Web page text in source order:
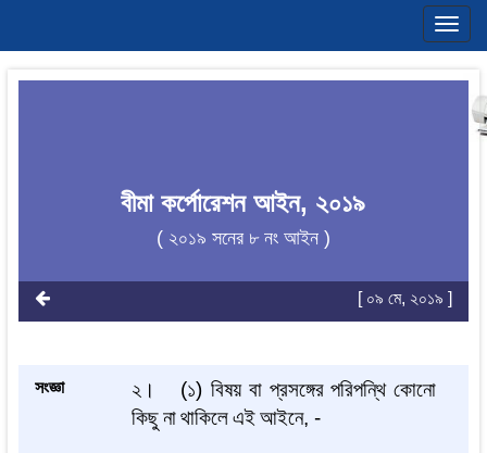
বীমা কর্পোরেশন আইন, ২০১৯
( ২০১৯ সনের ৮ নং আইন )
[ ০৯ মে, ২০১৯ ]
সংজ্ঞা ২। (১) বিষয় বা প্রসঙ্গের পরিপন্থি কোনো
কিছু না থাকিলে এই আইনে, -